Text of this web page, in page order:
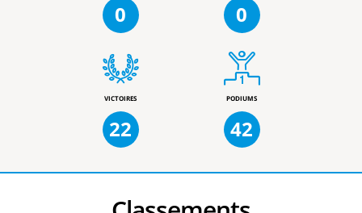
0 0
VICTOIRES
22
PODIUMS
42